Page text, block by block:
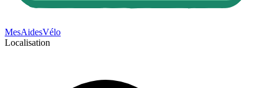
MesAidesVélo
Localisation